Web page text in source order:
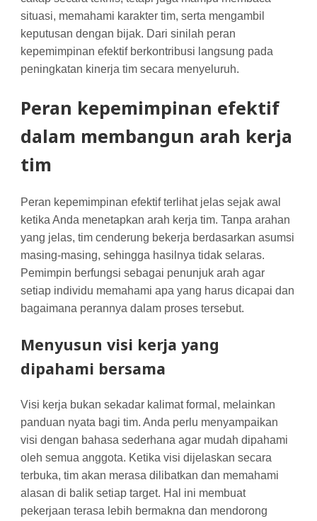
situasi, memahami karakter tim, serta mengambil
keputusan dengan bijak. Dari sinilah peran
kepemimpinan efektif berkontribusi langsung pada
peningkatan kinerja tim secara menyeluruh.
Peran kepemimpinan efektif
dalam membangun arah kerja
tim
Peran kepemimpinan efektif terlihat jelas sejak awal
ketika Anda menetapkan arah kerja tim. Tanpa arahan
yang jelas, tim cenderung bekerja berdasarkan asumsi
masing-masing, sehingga hasilnya tidak selaras.
Pemimpin berfungsi sebagai penunjuk arah agar
setiap individu memahami apa yang harus dicapai dan
bagaimana perannya dalam proses tersebut.
Menyusun visi kerja yang
dipahami bersama
Visi kerja bukan sekadar kalimat formal, melainkan
panduan nyata bagi tim. Anda perlu menyampaikan
visi dengan bahasa sederhana agar mudah dipahami
oleh semua anggota. Ketika visi dijelaskan secara
terbuka, tim akan merasa dilibatkan dan memahami
alasan di balik setiap target. Hal ini membuat
pekerjaan terasa lebih bermakna dan mendorong